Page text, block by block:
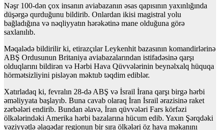
Nəşr 100-dən çox insanın aviabazanın əsas qapısının yaxınlığında
düşərgə qurduğunu bildirib. Onlardan ikisi magistral yolu
bağladığına və nəqliyyatın hərəkətinə mane olduğuna görə
saxlanılıb.
Məqalədə bildirilir ki, etirazçılar Leykenhit bazasının komandirlərinə
ABŞ Ordusunun Britaniya aviabazalarından istifadəsinə qarşı
olduqlarını bildirən və Hərbi Hava Qüvvələrinin beynəlxalq hüquqa
hörmətsizliyini pisləyən məktub təqdim ediblər.
Xatırladaq ki, fevralın 28-də ABŞ və İsrail İrana qarşı birgə hərbi
əməliyyata başlayıb. Buna cavab olaraq İran İsrail ərazisinə raket
zərbələri endirib. Bundan əlavə, İran qüvvələri Fars körfəzi
ölkələrindəki Amerika hərbi bazalarına hücum edib. Yaxın Şərqdəki
vəziyyətlə əlaqədar regionun bir sıra ölkələri öz hava məkanını